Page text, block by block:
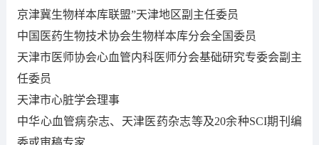
京津冀生物样本库联盟”天津地区副主任委员
中国医药生物技术协会生物样本库分会全国委员
天津市医师协会心血管内科医师分会基础研究专委会副主
任委员
天津市心脏学会理事
中华心血管病杂志、天津医药杂志等及20余种SCI期刊编
委或审稿专家